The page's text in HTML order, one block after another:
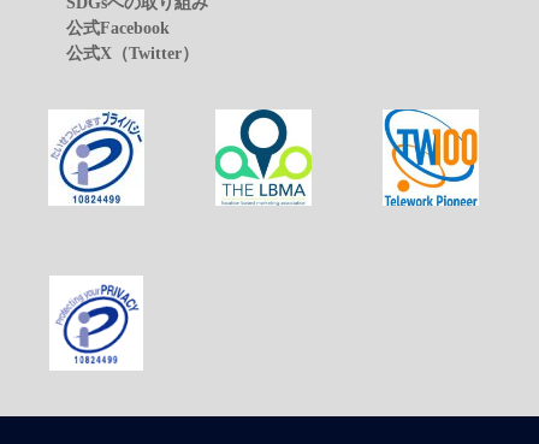
ビジョン
SDGsへの取り組み
公式Facebook